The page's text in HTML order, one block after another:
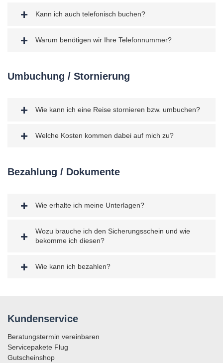
Kann ich auch telefonisch buchen?
Warum benötigen wir Ihre Telefonnummer?
Umbuchung / Stornierung
Wie kann ich eine Reise stornieren bzw. umbuchen?
Welche Kosten kommen dabei auf mich zu?
Bezahlung / Dokumente
Wie erhalte ich meine Unterlagen?
Wozu brauche ich den Sicherungsschein und wie
bekomme ich diesen?
Wie kann ich bezahlen?
Kundenservice
Beratungstermin vereinbaren
Servicepakete Flug
Gutscheinshop